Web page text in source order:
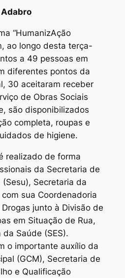
“HumanizAção
ao longo desta terça-
a 49 pessoas em
diferentes pontos da
30 aceitaram receber
de Obras Sociais
são disponibilizados
completa, roupas e
de higiene.
realizado de forma
da Secretaria de
Secretaria da
sua Coordenadoria
junto à Divisão de
em Situação de Rua,
Saúde (SES).
o importante auxílio da
(GCM), Secretaria de
e Qualificação